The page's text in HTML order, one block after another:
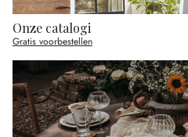
Onze catalogi
Gratis voorbestellen